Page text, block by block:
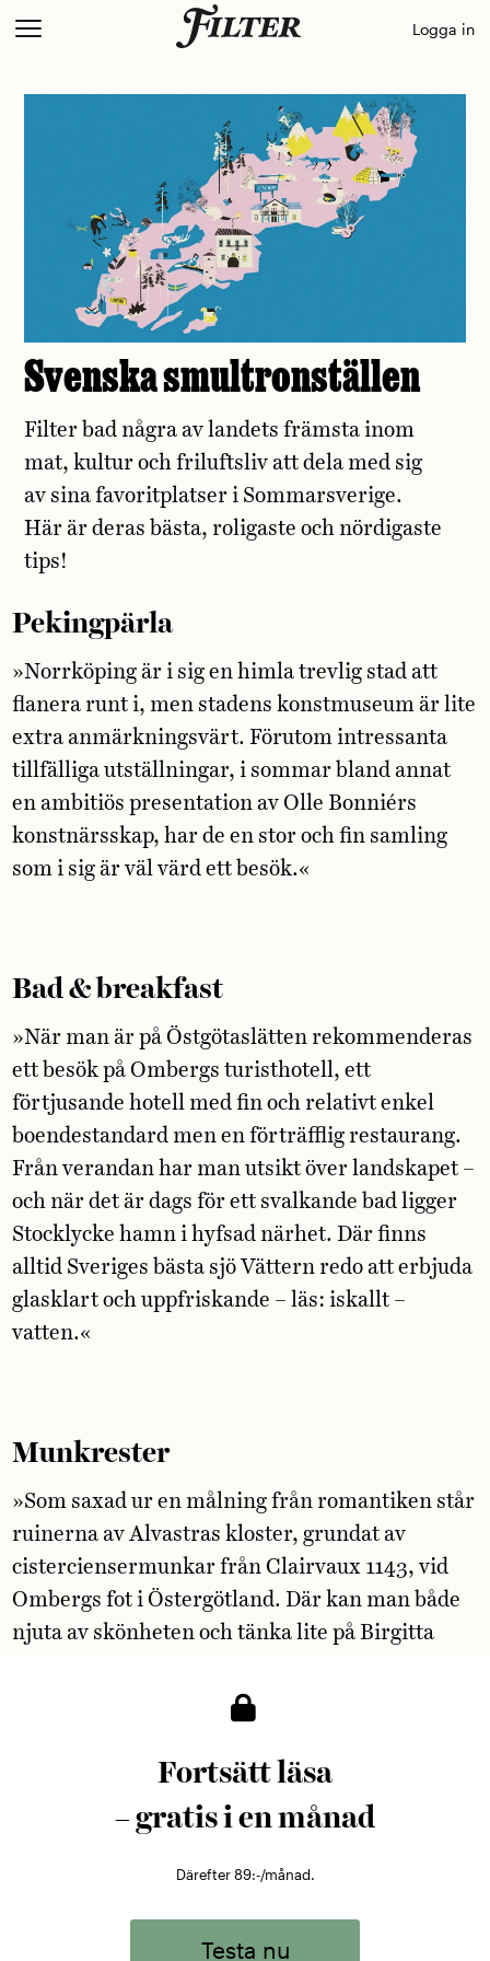
Skip
Logga in
Svenska smultronställen
Filter bad några av landets främsta inom
mat, kultur och friluftsliv att dela med sig
av sina favoritplatser i Sommarsverige.
Här är deras bästa, roligaste och nördigaste
tips!
Pekingpärla
»Norrköping är i sig en himla trevlig stad att
flanera runt i, men stadens konstmuseum är lite
extra anmärkningsvärt. Förutom intressanta
tillfälliga utställningar, i sommar bland annat
en ambitiös presentation av Olle Bonniérs
konstnärsskap, har de en stor och fin samling
som i sig är väl värd ett besök.«
Bad & breakfast
»När man är på Östgötaslätten rekommenderas
ett besök på Ombergs turisthotell, ett
förtjusande hotell med fin och relativt enkel
boendestandard men en förträfflig restaurang.
Från verandan har man utsikt över landskapet –
och när det är dags för ett svalkande bad ligger
Stocklycke hamn i hyfsad närhet. Där finns
alltid Sveriges bästa sjö Vättern redo att erbjuda
glasklart och uppfriskande – läs: iskallt –
vatten.«
Munkrester
»Som saxad ur en målning från romantiken står
ruinerna av Alvastras kloster, grundat av
cisterciensermunkar från Clairvaux 1143, vid
Ombergs fot i Östergötland. Där kan man både
njuta av skönheten och tänka lite på Birgitta
artistnamn Heliga Birgitta, som bodde i
himmelska uppenbarelser där. Eller så var det
Alldeles ljuvliga är åtminstone klosterresterna
Fortsätt läsa
– gratis i en månad
Därefter 89:-/månad.
Testa nu